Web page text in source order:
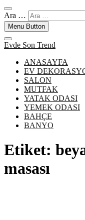
Ara …
Menu Button
Evde Son Trend
ANASAYFA
EV
SALON
MUTFAK
YATAK ODASI
YEMEK ODASI
BAHÇE
BANYO
Etiket:
masası